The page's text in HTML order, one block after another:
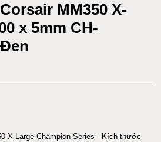
MM350 X-
x 5mm CH-
X-Large Champion Series - Kích thước